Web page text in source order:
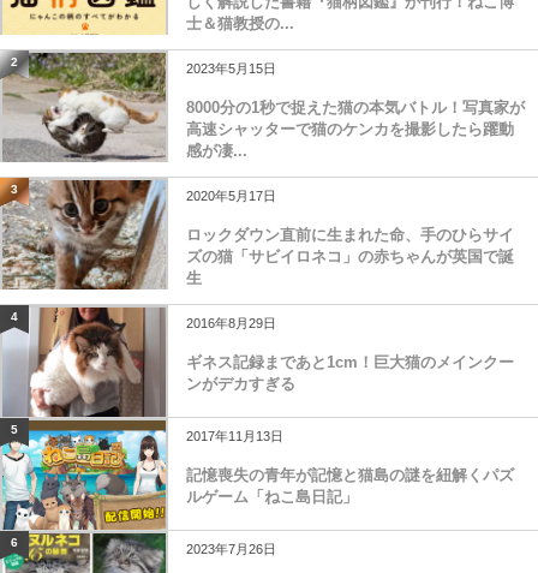
士＆猫教授の...
2 2023年5月15日
8000分の1秒で捉えた猫の本気バトル！写真家が
高速シャッターで猫のケンカを撮影したら躍動
感が凄...
3 2020年5月17日
ロックダウン直前に生まれた命、手のひらサイ
ズの猫「サビイロネコ」の赤ちゃんが英国で誕
生
4 2016年8月29日
ギネス記録まであと1cm！巨大猫のメインクー
ンがデカすぎる
5 2017年11月13日
記憶喪失の青年が記憶と猫島の謎を紐解くパズ
ルゲーム「ねこ島日記」
6 2023年7月26日